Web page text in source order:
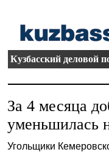
Кузбасский деловой
За 4 месяца
уменьшилась
Угольщики